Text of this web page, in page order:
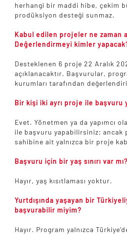
herhangi bir maddi hibe, çekim
prodüksiyon desteği sunmaz.
Kabul edilen projeler ne zaman
Değerlendirmeyi kimler
Desteklenen 6 proje 22 Aralık
açıklanacaktır. Başvurular,
kurumları tarafından
Bir kişi iki ayrı proje ile başvuru
Evet. Yönetmen ya da yapımcı
ile başvuru yapabilirsiniz; ancak
sahibine ait yalnızca bir proje
Başvuru için bir yaş sınırı var mı?
Hayır, yaş kısıtlaması yoktur.
Yurtdışında yaşayan bir
başvurabilir miyim?
Hayır. Program yalnızca